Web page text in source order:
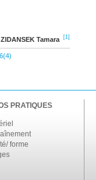
ZIDANSEK Tamara [1]
PRATIQUES
forme